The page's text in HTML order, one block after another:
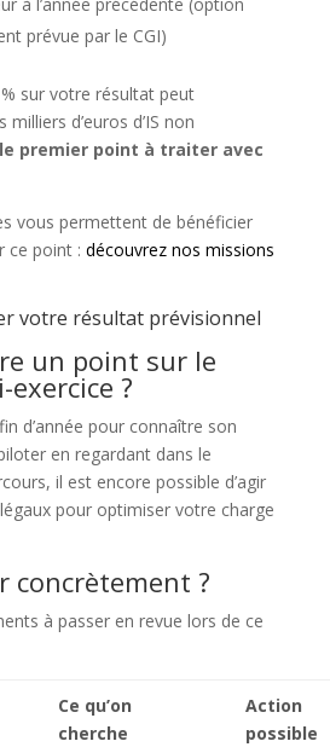
prévue par le CGI)
sur votre résultat peut
d’euros d’IS non
le premier point à traiter avec
vous permettent de bénéficier
ce point : découvrez nos missions
votre résultat prévisionnel
un point sur le
?
d’année pour connaître son
en regardant dans le
il est encore possible d’agir
pour optimiser votre charge
concrètement ?
à passer en revue lors de ce
Ce qu’on
cherche
Action
possible